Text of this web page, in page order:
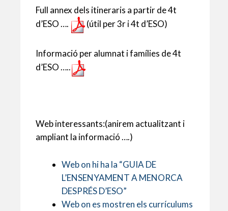
Full annex dels itineraris a partir de 4t
d’ESO ….
(útil per 3r i 4t d’ESO)
Informació per alumnat i famílies de 4t
d’ESO …..
Web interessants:(anirem actualitzant i
ampliant la informació ….)
Web on hi ha la “GUIA DE
L’ENSENYAMENT A MENORCA
DESPRÉS D’ESO”
Web on es mostren els currículums